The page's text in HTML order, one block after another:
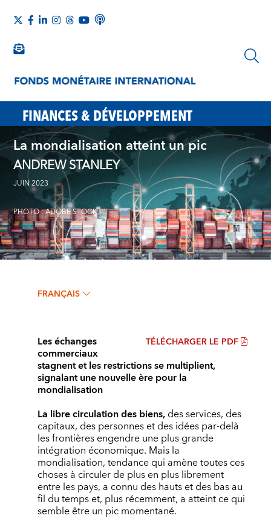
FINANCES & DÉVELOPPEMENT
La mondialisation atteint un pic
ANDREW STANLEY
JUIN 2023
PHOTO : ADOBE STOCK
FRANÇAIS
TÉLÉCHARGER LE PDF
Les échanges
commerciaux
stagnent et les restrictions se multiplient,
signalant une nouvelle ère pour la
mondialisation
La libre circulation des biens,des services, des
capitaux, des personnes et des idées par-delà
les frontières engendre une plus grande
intégration économique. Mais la
mondialisation, tendance qui amène toutes ces
choses à circuler de plus en plus librement
entre les pays, a connu des hauts et des bas au
fil du temps et, plus récemment, a atteint ce qui
semble être un pic momentané.